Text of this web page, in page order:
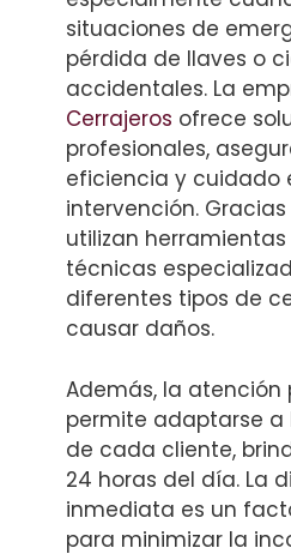
situaciones de
pérdida de llaves o
accidentales. La
Cerrajeros ofrece
profesionales,
eficiencia y cuidado
intervención.
utilizan
técnicas
diferentes tipos de
causar daños.
Además, la atención
permite adaptarse a
de cada cliente,
24 horas del día. La
inmediata es un
para minimizar la